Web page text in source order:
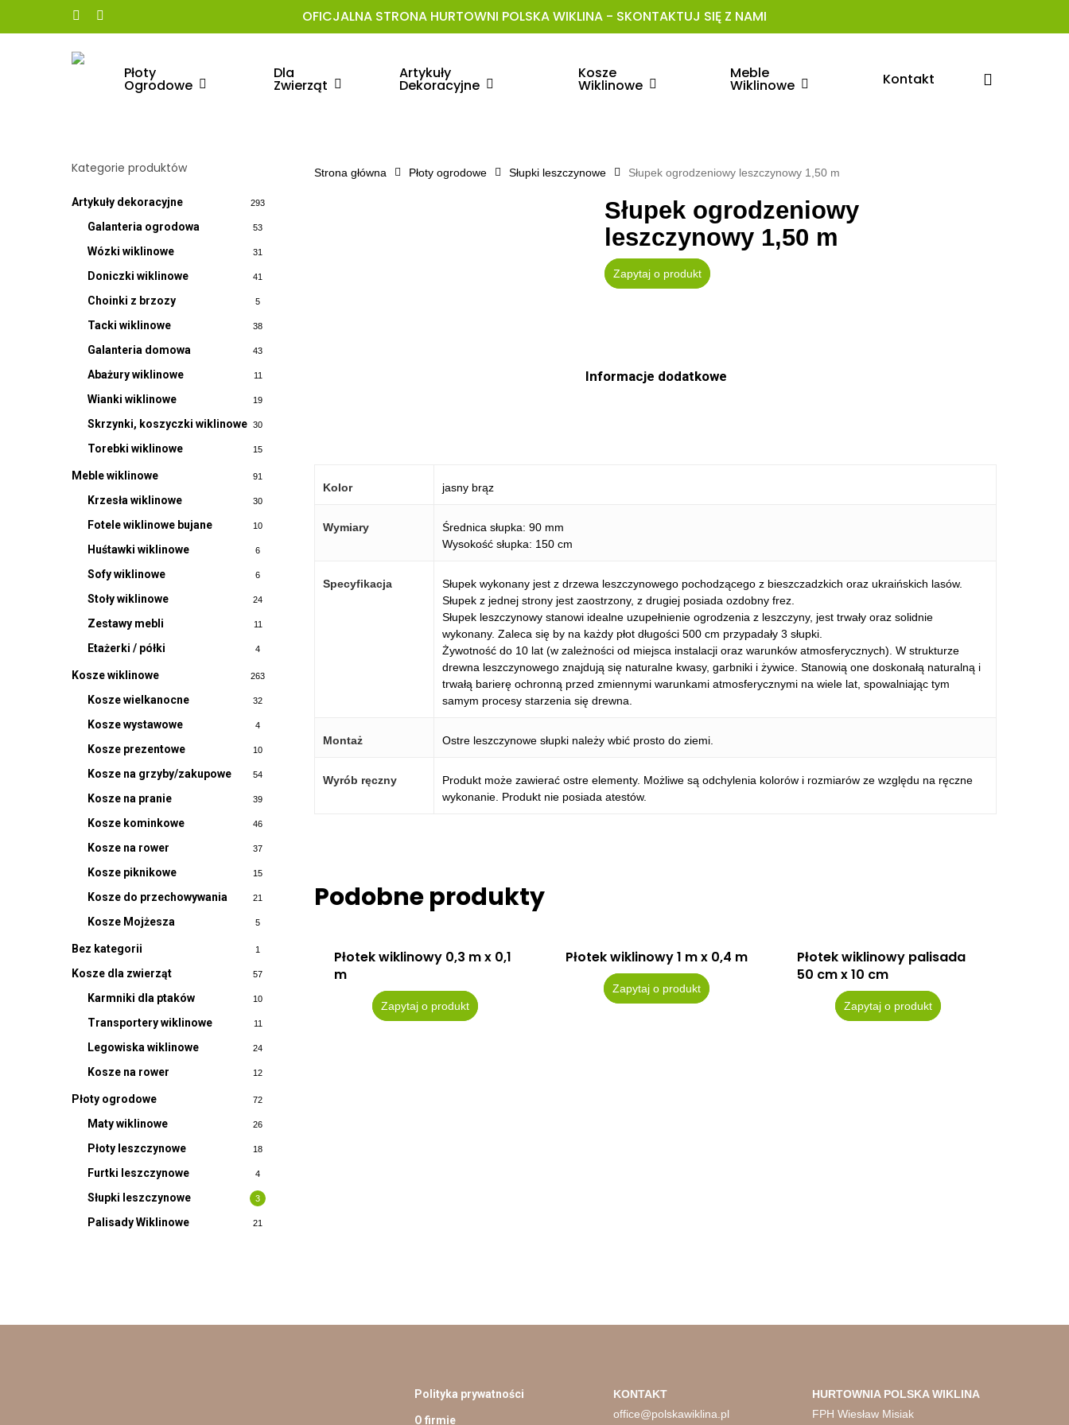
OFICJALNA STRONA HURTOWNI POLSKA WIKLINA - SKONTAKTUJ SIĘ Z NAMI
Płoty
Ogrodowe
Dla
Zwierząt
Artykuły
Dekoracyjne
Kosze
Wiklinowe
Meble
Wiklinowe Kontakt
Kategorie produktów
Artykuły dekoracyjne 293
Galanteria ogrodowa 53
Wózki wiklinowe 31
Doniczki wiklinowe 41
Choinki z brzozy 5
Tacki wiklinowe 38
Galanteria domowa 43
Abażury wiklinowe 11
Wianki wiklinowe 19
Skrzynki, koszyczki wiklinowe 30
Torebki wiklinowe 15
Meble wiklinowe 91
Krzesła wiklinowe 30
Fotele wiklinowe bujane 10
Huśtawki wiklinowe 6
Sofy wiklinowe 6
Stoły wiklinowe 24
Zestawy mebli 11
Etażerki / półki 4
Kosze wiklinowe 263
Kosze wielkanocne 32
Kosze wystawowe 4
Kosze prezentowe 10
Kosze na grzyby/zakupowe 54
Kosze na pranie 39
Kosze kominkowe 46
Kosze na rower 37
Kosze piknikowe 15
Kosze do przechowywania 21
Kosze Mojżesza 5
Bez kategorii 1
Kosze dla zwierząt 57
Karmniki dla ptaków 10
Transportery wiklinowe 11
Legowiska wiklinowe 24
Kosze na rower 12
Płoty ogrodowe 72
Maty wiklinowe 26
Płoty leszczynowe 18
Furtki leszczynowe 4
Słupki leszczynowe 3
Palisady Wiklinowe 21
Strona główna Płoty ogrodowe Słupki leszczynowe Słupek ogrodzeniowy leszczynowy 1,50 m
Słupek ogrodzeniowy
leszczynowy 1,50 m
Zapytaj o produkt
Informacje dodatkowe
Kolor jasny brąz
Wymiary
Średnica słupka: 90 mm
Wysokość słupka: 150 cm
Specyfikacja
Słupek wykonany jest z drzewa leszczynowego pochodzącego z bieszczadzkich oraz ukraińskich lasów.
Słupek z jednej strony jest zaostrzony, z drugiej posiada ozdobny frez.
Słupek leszczynowy stanowi idealne uzupełnienie ogrodzenia z leszczyny, jest trwały oraz solidnie
wykonany. Zaleca się by na każdy płot długości 500 cm przypadały 3 słupki.
Żywotność do 10 lat (w zależności od miejsca instalacji oraz warunków atmosferycznych). W strukturze
drewna leszczynowego znajdują się naturalne kwasy, garbniki i żywice. Stanowią one doskonałą naturalną i
trwałą barierę ochronną przed zmiennymi warunkami atmosferycznymi na wiele lat, spowalniając tym
samym procesy starzenia się drewna.
Montaż Ostre leszczynowe słupki należy wbić prosto do ziemi.
Wyrób ręczny
Produkt może zawierać ostre elementy. Możliwe są odchylenia kolorów i rozmiarów ze względu na ręczne
wykonanie. Produkt nie posiada atestów.
Podobne produkty
Płotek wiklinowy 0,3 m x 0,1
m
Zapytaj o produkt
Płotek wiklinowy 1 m x 0,4 m
Zapytaj o produkt
Płotek wiklinowy palisada
50 cm x 10 cm
Zapytaj o produkt
Polityka prywatności
O firmie
KONTAKT
office@polskawiklina.pl
HURTOWNIA POLSKA WIKLINA
FPH Wiesław Misiak